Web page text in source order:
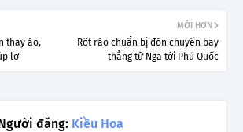
MỚI HƠN
Rốt ráo chuẩn bị đón chuyến bay
thẳng từ Nga tới Phú Quốc
thay áo,
lơ'
đăng: Kiều Hoa